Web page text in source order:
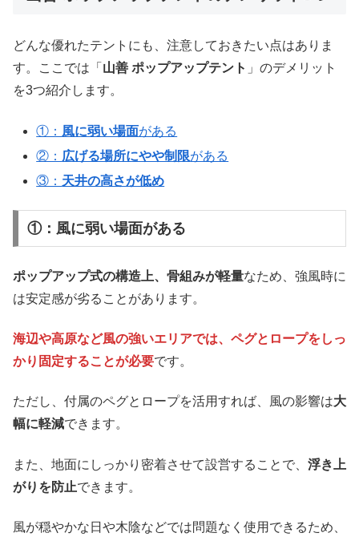
どんな優れたテントにも、注意しておきたい点はありま
す。ここでは「 山善 ポップアップテント 」のデメリット
を3つ紹介します。
①： 風に弱い場面がある
②： 広げる場所にやや制限がある
③： 天井の高さが低め
①：風に弱い場面がある
ポップアップ式の構造上、骨組みが軽量なため、強風時に
は安定感が劣ることがあります。
海辺や高原など風の強いエリアでは、ペグとロープをしっ
かり固定することが必要です。
ただし、付属のペグとロープを活用すれば、風の影響は大
幅に軽減できます。
また、地面にしっかり密着させて設営することで、 浮き上
がりを防止できます。
風が穏やかな日や木陰などでは問題なく使用できるため、